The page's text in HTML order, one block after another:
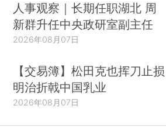
人事观察｜长期任职湖北 周
新群升任中央政研室副主任
2026年08月07日
【交易簿】松田克也挥刀止损
明治折戟中国乳业
2026年08月07日